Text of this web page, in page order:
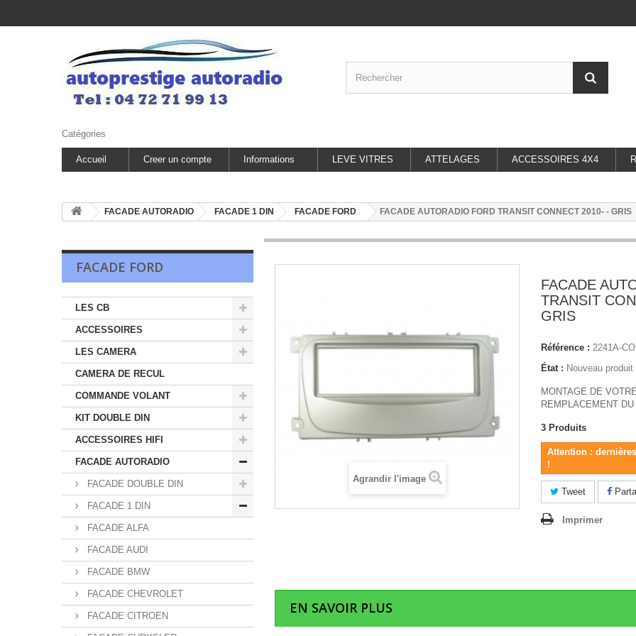
Catégories
Accueil Creer un compte Informations LEVE VITRES ATTELAGES ACCESSOIRES 4X4
FACADE AUTORADIO FACADE 1 DIN FACADE FORD FACADE AUTORADIO FORD TRANSIT CONNECT 2010- - GRIS
FACADE FORD
LES CB
ACCESSOIRES
LES CAMERA
CAMERA DE RECUL
COMMANDE VOLANT
KIT DOUBLE DIN
ACCESSOIRES HIFI
FACADE AUTORADIO
FACADE DOUBLE DIN
FACADE 1 DIN
FACADE ALFA
FACADE AUDI
FACADE BMW
FACADE CHEVROLET
FACADE CITROEN
Agrandir l'image
FACADE
TRANSIT
GRIS
Référence : 2241A-
État : Nouveau produit
MONTAGE DE
REMPLACEMENT
3 Produits
Attention :
!
Tweet
Imprimer
EN SAVOIR PLUS